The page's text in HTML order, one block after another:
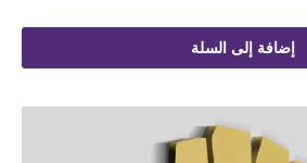
إضافة إلى السلة